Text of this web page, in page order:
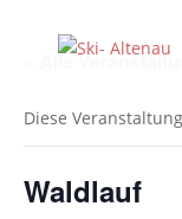
« Alle
Diese
Waldlauf